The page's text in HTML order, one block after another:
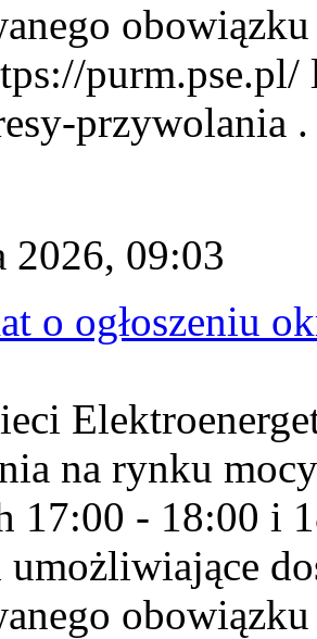
przywolania
2026, 09:03
o ogłoszeniu
na rynku
17:00 - 18:00 i